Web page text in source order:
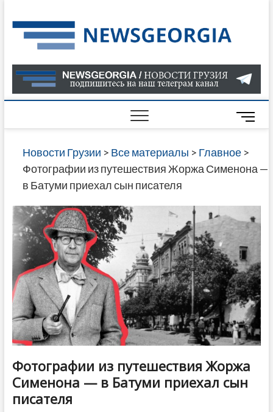
to
content
О
В
ГРУЗИИ
САЙТЕ
M
e
n
u
t
o
n
Новости Грузии > Все материалы > Главное>
Фотографии из путешествия Жоржа Сименона —
в Батуми приехал сын писателя
Фотографии из путешествия Жоржа
Сименона — в Батуми приехал сын
писателя